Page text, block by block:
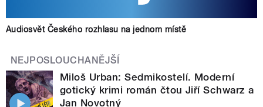
Audiosvět Českého rozhlasu na jednom místě
NEJPOSLOUCHANĚJŠÍ
Miloš Urban: Sedmikostelí. Moderní
gotický krimi román čtou Jiří Schwarz a
Jan Novotný